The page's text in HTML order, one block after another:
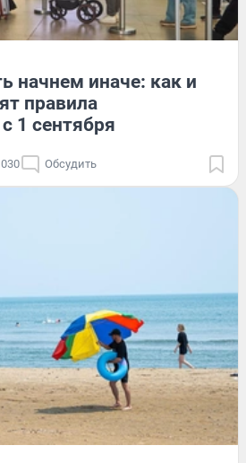
начнем иначе: как и
правила
1 сентября
Обсудить